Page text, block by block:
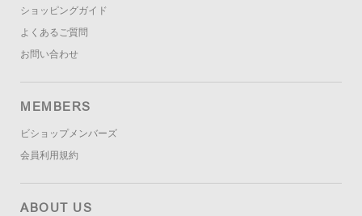
ショッピングガイド
よくあるご質問
お問い合わせ
MEMBERS
ビショップメンバーズ
会員利用規約
ABOUT US